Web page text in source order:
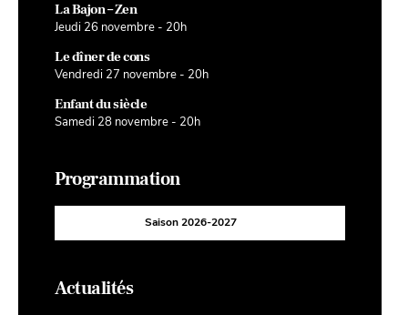
La Bajon – Zen
Jeudi 26 novembre - 20h
Le dîner de cons
Vendredi 27 novembre - 20h
Enfant du siècle
Samedi 28 novembre - 20h
Programmation
Saison 2026-2027
Actualités